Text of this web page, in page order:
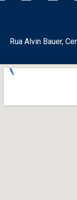
Rua Alvin Bauer,